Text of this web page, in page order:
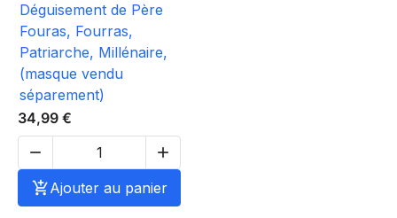
Déguisement de Père
Fouras, Fourras,
Patriarche, Millénaire,
(masque vendu
séparement)
34,99 €


Ajouter au panier